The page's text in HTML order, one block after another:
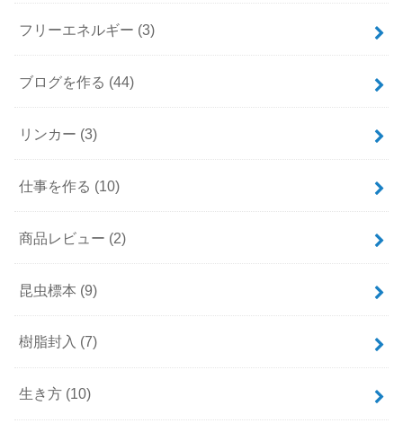
フリーエネルギー (3)
ブログを作る (44)
リンカー (3)
仕事を作る (10)
商品レビュー (2)
昆虫標本 (9)
樹脂封入 (7)
生き方 (10)